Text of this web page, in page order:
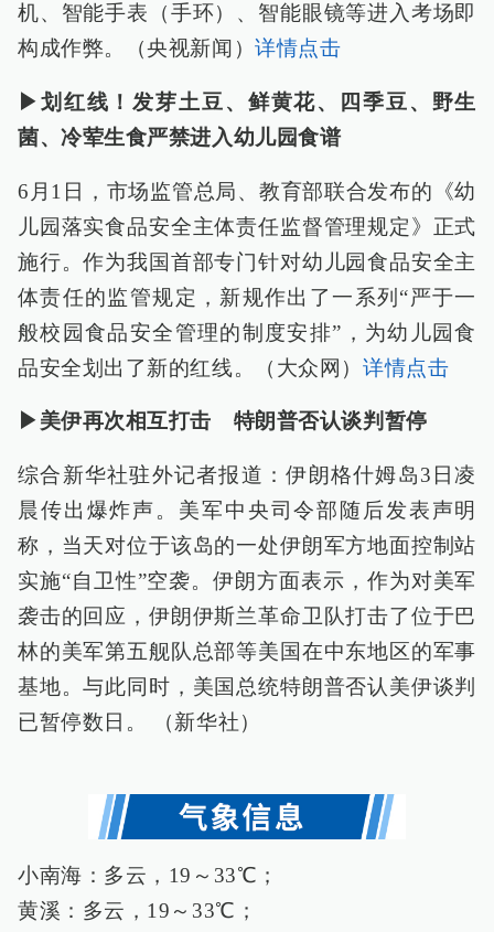
机、智能手表（手环）、智能眼镜等进入考场即
构成作弊。（央视新闻）详情点击
▶划红线！发芽土豆、鲜黄花、四季豆、野生
菌、冷荤生食严禁进入幼儿园食谱
6月1日，市场监管总局、教育部联合发布的《幼
儿园落实食品安全主体责任监督管理规定》正式
施行。作为我国首部专门针对幼儿园食品安全主
体责任的监管规定，新规作出了一系列“严于一
般校园食品安全管理的制度安排”，为幼儿园食
品安全划出了新的红线。（大众网） 详情点击
▶美伊再次相互打击 特朗普否认谈判暂停
综合新华社驻外记者报道：伊朗格什姆岛3日凌
晨传出爆炸声。美军中央司令部随后发表声明
称，当天对位于该岛的一处伊朗军方地面控制站
实施“自卫性”空袭。伊朗方面表示，作为对美军
袭击的回应，伊朗伊斯兰革命卫队打击了位于巴
林的美军第五舰队总部等美国在中东地区的军事
基地。与此同时，美国总统特朗普否认美伊谈判
已暂停数日。 （新华社）
小南海：多云，19～33℃；
黄溪：多云，19～33℃；